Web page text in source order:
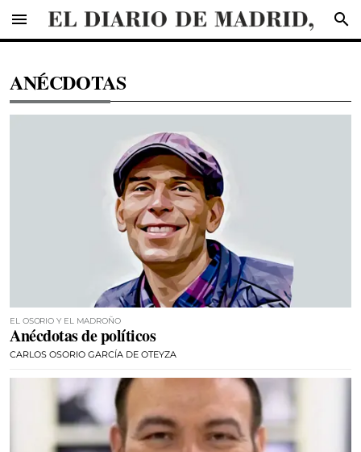
menu search
ANÉCDOTAS
EL OSORIO Y EL MADROÑO
Anécdotas de políticos
CARLOS OSORIO GARCÍA DE OTEYZA